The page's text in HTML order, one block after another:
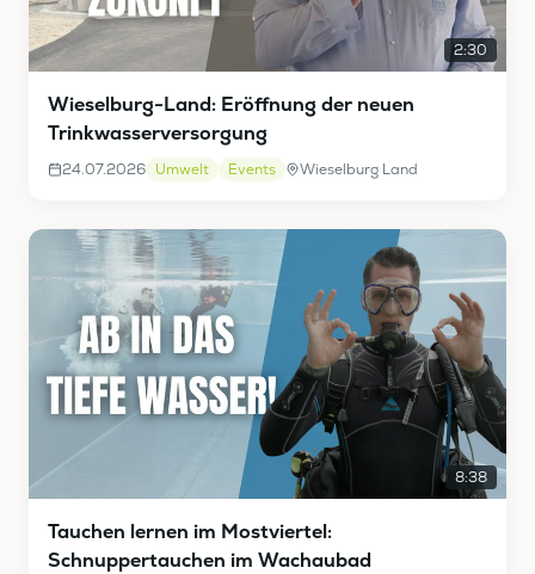
2:30
Wieselburg-Land: Eröffnung der neuen
Trinkwasserversorgung
24.07.2026 Umwelt Events Wieselburg Land
8:38
Tauchen lernen im Mostviertel:
Schnuppertauchen im Wachaubad